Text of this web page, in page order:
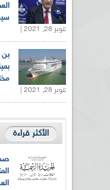
أكتوبر 28, 2021 |
بن
أكتوبر 28, 2021 |
الأكثر قراءة